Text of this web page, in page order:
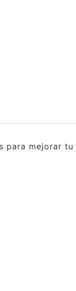
para mejorar